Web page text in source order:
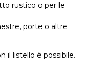
rustico o per le
porte o altre
il listello è possibile.